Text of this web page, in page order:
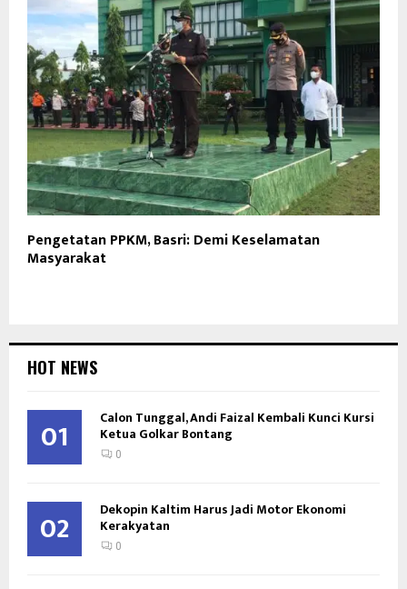
Pengetatan PPKM, Basri: Demi Keselamatan
Masyarakat
HOT NEWS
01 Calon Tunggal, Andi Faizal Kembali Kunci Kursi
Ketua Golkar Bontang
0
02 Dekopin Kaltim Harus Jadi Motor Ekonomi
Kerakyatan
0